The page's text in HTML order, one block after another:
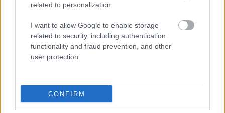
related to personalization.
I want to allow Google to enable storage
related to security, including authentication
functionality and fraud prevention, and other
user protection.
CONFIRM